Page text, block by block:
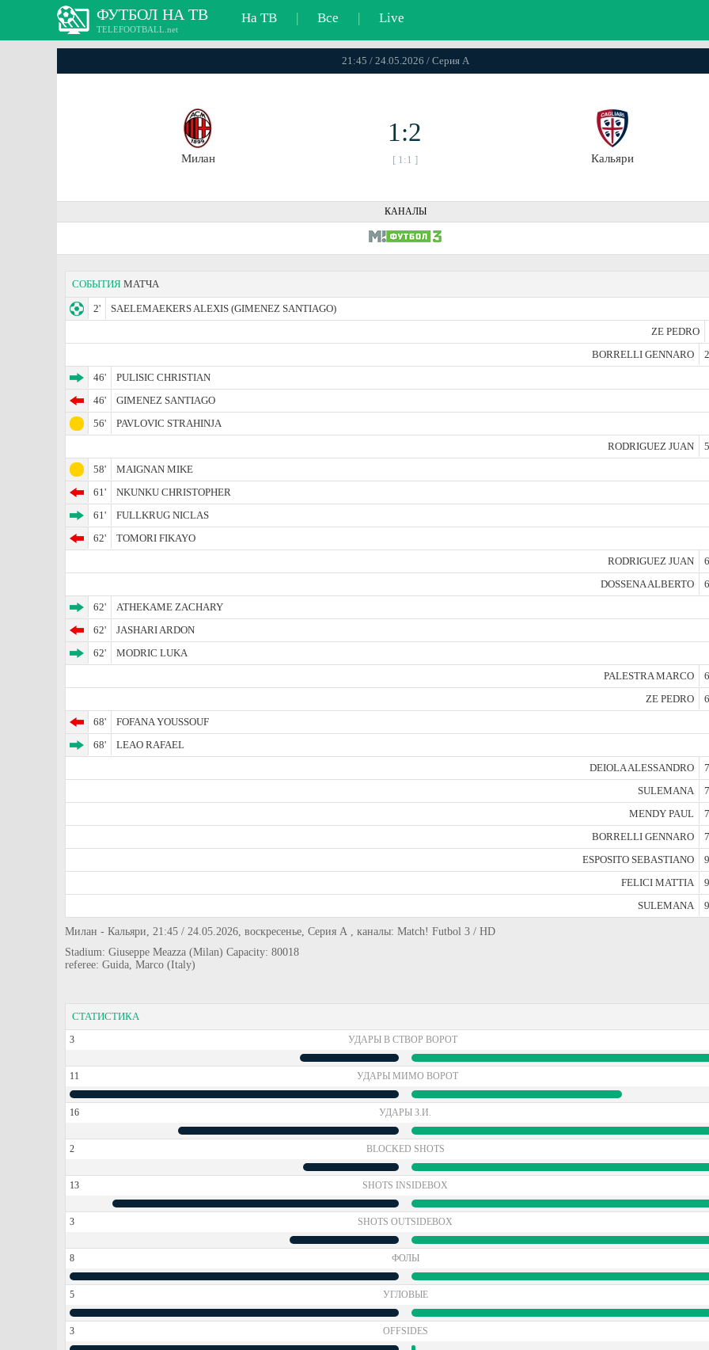
ФУТБОЛ НА ТВ
TELEFOOTBALL.net
На ТВ | Все | Live
21:45 / 24.05.2026 / Серия А
Милан
1:2
[ 1:1 ] Кальяри
КАНАЛЫ
СОБЫТИЯ МАТЧА
2'
SAELEMAEKERS ALEXIS (GIMENEZ SANTIAGO)
ZE PEDRO
BORRELLI GENNARO
46'
PULISIC CHRISTIAN
46'
GIMENEZ SANTIAGO
56'
PAVLOVIC STRAHINJA
RODRIGUEZ JUAN
58'
MAIGNAN MIKE
61'
NKUNKU CHRISTOPHER
61'
FULLKRUG NICLAS
62'
TOMORI FIKAYO
RODRIGUEZ JUAN
DOSSENA ALBERTO
62'
ATHEKAME ZACHARY
62'
JASHARI ARDON
62'
MODRIC LUKA
PALESTRA MARCO
ZE PEDRO
68'
FOFANA YOUSSOUF
68'
LEAO RAFAEL
DEIOLA ALESSANDRO
SULEMANA
MENDY PAUL
BORRELLI GENNARO
ESPOSITO SEBASTIANO
FELICI MATTIA
SULEMANA
Милан - Кальяри, 21:45 / 24.05.2026, воскресенье, Серия А , каналы: Match! Futbol 3 / HD
Stadium: Giuseppe Meazza (Milan) Capacity: 80018
referee: Guida, Marco (Italy)
СТАТИСТИКА
3 УДАРЫ В СТВОР ВОРОТ
11 УДАРЫ МИМО ВОРОТ
16 УДАРЫ З.И.
2 BLOCKED SHOTS
13 SHOTS INSIDEBOX
3 SHOTS OUTSIDEBOX
8 ФОЛЫ
5 УГЛОВЫЕ
3 OFFSIDES